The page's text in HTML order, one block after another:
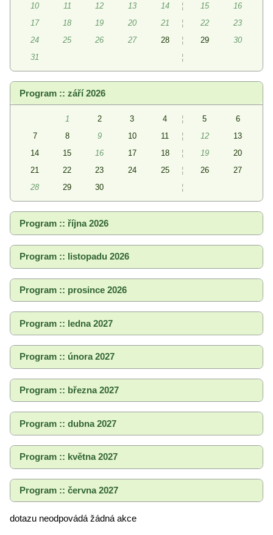
10
11 12 13 14 ¦ 15
16
17
18 19 20 21 ¦ 22
23
24
25 26 27 28 ¦ 29
30
31
¦
Program :: září 2026
1 2 3 4 ¦ 5
6
7
8 9 10 11 ¦ 12
13
14
15 16 17 18 ¦ 19
20
21
22 23 24 25 ¦ 26
27
28
29 30 ¦
Program :: října 2026
Program :: listopadu 2026
Program :: prosince 2026
Program :: ledna 2027
Program :: února 2027
Program :: března 2027
Program :: dubna 2027
Program :: května 2027
Program :: června 2027
dotazu neodpovádá žádná akce